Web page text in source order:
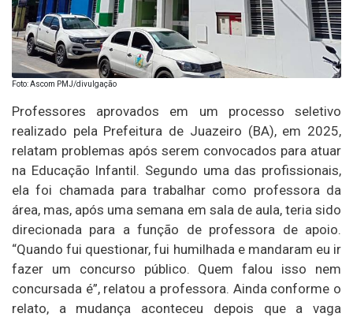
Foto: Ascom PMJ/divulgação
Professores aprovados em um processo seletivo
realizado pela Prefeitura de Juazeiro (BA), em 2025,
relatam problemas após serem convocados para atuar
na Educação Infantil. Segundo uma das profissionais,
ela foi chamada para trabalhar como professora da
área, mas, após uma semana em sala de aula, teria sido
direcionada para a função de professora de apoio.
“Quando fui questionar, fui humilhada e mandaram eu ir
fazer um concurso público. Quem falou isso nem
concursada é”, relatou a professora. Ainda conforme o
relato, a mudança aconteceu depois que a vaga